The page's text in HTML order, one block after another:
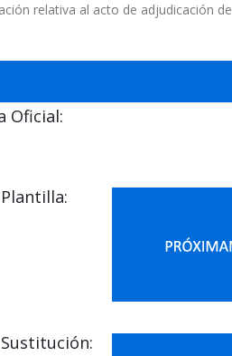
relativa al acto de adjudicación de
Oficial:
Sustitución: